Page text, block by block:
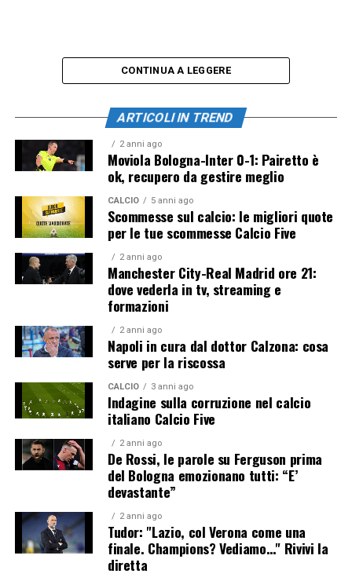
CONTINUA A LEGGERE
ARTICOLI IN TREND
2 anni ago
Moviola Bologna-Inter 0-1: Pairetto è
ok, recupero da gestire meglio
CALCIO 5 anni ago
Scommesse sul calcio: le migliori quote
per le tue scommesse Calcio Five
2 anni ago
Manchester City-Real Madrid ore 21:
dove vederla in tv, streaming e
formazioni
2 anni ago
Napoli in cura dal dottor Calzona: cosa
serve per la riscossa
CALCIO 3 anni ago
Indagine sulla corruzione nel calcio
italiano Calcio Five
2 anni ago
De Rossi, le parole su Ferguson prima
del Bologna emozionano tutti: “E’
devastante”
2 anni ago
Tudor: "Lazio, col Verona come una
finale. Champions? Vediamo…" Rivivi la
diretta